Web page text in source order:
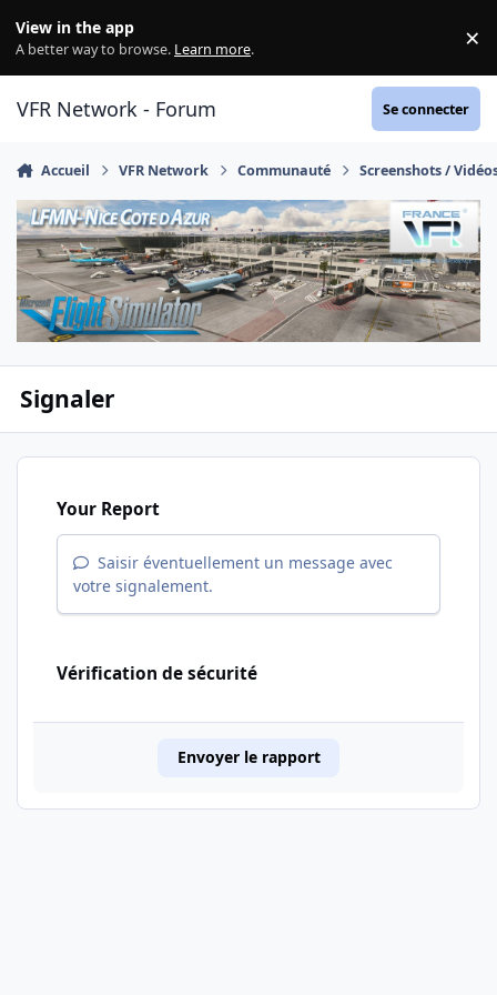
View in the app
A better way to browse. Learn more. ×
VFR Network - Forum Se connecter
Accueil VFR Network Communauté Screenshots /
Signaler
Your Report
Saisir éventuellement un message avec
votre signalement.
Vérification de sécurité
Envoyer le rapport